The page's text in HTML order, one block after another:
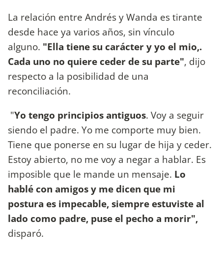
La relación entre Andrés y Wanda es tirante
desde hace ya varios años, sin vínculo
alguno. "Ella tiene su carácter y yo el mio,.
Cada uno no quiere ceder de su parte", dijo
respecto a la posibilidad de una
reconciliación.
"Yo tengo principios antiguos. Voy a seguir
siendo el padre. Yo me comporte muy bien.
Tiene que ponerse en su lugar de hija y ceder.
Estoy abierto, no me voy a negar a hablar. Es
imposible que le mande un mensaje. Lo
hablé con amigos y me dicen que mi
postura es impecable, siempre estuviste al
lado como padre, puse el pecho a morir",
disparó.